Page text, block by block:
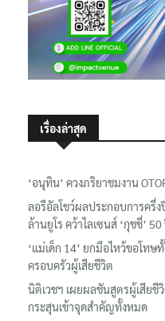
เรื่องล่าสุด
‘อนุทิน’ ควงภริยาชมงาน
ลอรีอัลโชว์ผลประกอบการครึ่
ล้านยูโร คว้าไลเซนส์ ‘กุชชี่’
‘แม่เด็ก 14’ ยกมือไหว้ขอโทษ
ครอบครัวผู้เสียชีวิต
นิติเวชฯ เผยผลชันสูตรผู้เสียชี
กระสุนเข้าจุดสำคัญทั้งหมด